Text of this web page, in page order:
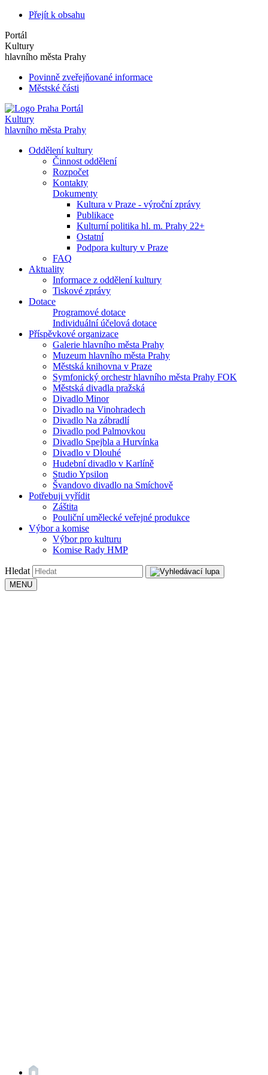
Přejít k obsahu
Portál
Kultury
hlavního města Prahy
Povinně zveřejňované informace
Městské části
Portál
Kultury
hlavního města Prahy
Oddělení kultury
Činnost oddělení
Rozpočet
Kontakty
Dokumenty
Kultura v Praze - výroční zprávy
Publikace
Kulturní politika hl. m. Prahy 22+
Ostatní
Podpora kultury v Praze
FAQ
Aktuality
Informace z oddělení kultury
Tiskové zprávy
Dotace
Programové dotace
Individuální účelová dotace
Příspěvkové organizace
Galerie hlavního města Prahy
Muzeum hlavního města Prahy
Městská knihovna v Praze
Symfonický orchestr hlavního města Prahy FOK
Městská divadla pražská
Divadlo Minor
Divadlo na Vinohradech
Divadlo Na zábradlí
Divadlo pod Palmovkou
Divadlo Spejbla a Hurvínka
Divadlo v Dlouhé
Hudební divadlo v Karlíně
Studio Ypsilon
Švandovo divadlo na Smíchově
Potřebuji vyřídit
Záštita
Pouliční umělecké veřejné produkce
Výbor a komise
Výbor pro kulturu
Komise Rady HMP
Hledat
MENU